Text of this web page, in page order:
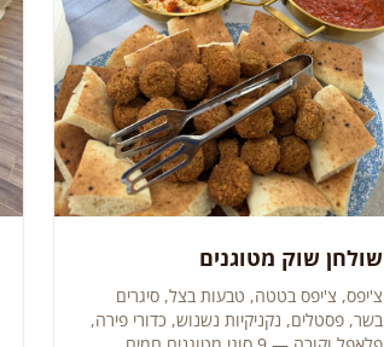
שולחן שוק מטוגנים
צ'יפס, צ'יפס בטטה, טבעות בצל, סיגרים
בשר, פסטלים, נקניקיות נשנוש, כדורי פירה,